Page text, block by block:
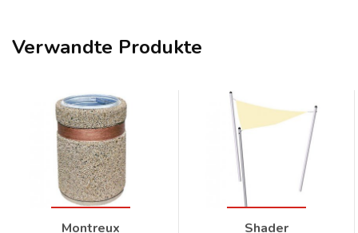
Verwandte Produkte
Montreux Shader